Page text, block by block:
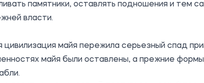
памятники, оставлять подношения и тем
власти.
цивилизация майя пережила серьезный спад
майя были оставлены, а прежние